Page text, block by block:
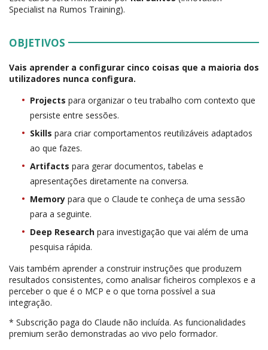
Specialist na Rumos Training).
OBJETIVOS
Vais aprender a configurar cinco coisas que a maioria dos
utilizadores nunca configura.
Projects para organizar o teu trabalho com contexto que
persiste entre sessões.
Skills para criar comportamentos reutilizáveis adaptados
ao que fazes.
Artifacts para gerar documentos, tabelas e
apresentações diretamente na conversa.
Memory para que o Claude te conheça de uma sessão
para a seguinte.
Deep Research para investigação que vai além de uma
pesquisa rápida.
Vais também aprender a construir instruções que produzem
resultados consistentes, como analisar ficheiros complexos e a
perceber o que é o MCP e o que torna possível a sua
integração.
* Subscrição paga do Claude não incluída. As funcionalidades
premium serão demonstradas ao vivo pelo formador.